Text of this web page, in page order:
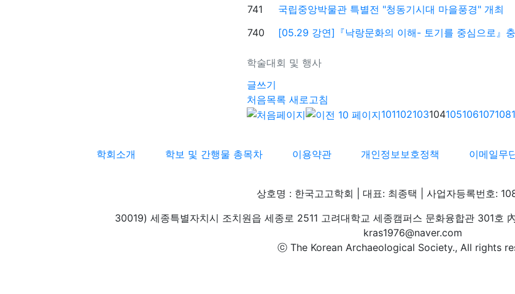
학술대회 및 행사
741
국립중앙박물관 특별전 "청동기시대 마을풍경" 개최
740
[05.29 강연]『낙랑문화의 이해- 토기를 중심으로』
글쓰기
처음목록 새로고침
101102103104105106107108
학회소개 학보 및 간행물 총목차 이용약관 개인정보보호정책 이메일무
상호명 : 한국고고학회 | 대표: 최종택 | 사업자등록번호:
30019) 세종특별자치시 조치원읍 세종로 2511 고려대학교 세종캠퍼스 문화융합관 301
kras1976@naver.com
ⓒ The Korean Archaeological Society., All rights